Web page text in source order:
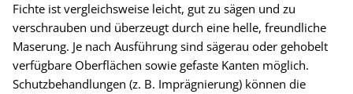
Fichte ist vergleichsweise leicht, gut zu sägen und zu
verschrauben und überzeugt durch eine helle, freundliche
Maserung. Je nach Ausführung sind sägerau oder gehobelt
verfügbare Oberflächen sowie gefaste Kanten möglich.
Schutzbehandlungen (z. B. Imprägnierung) können die